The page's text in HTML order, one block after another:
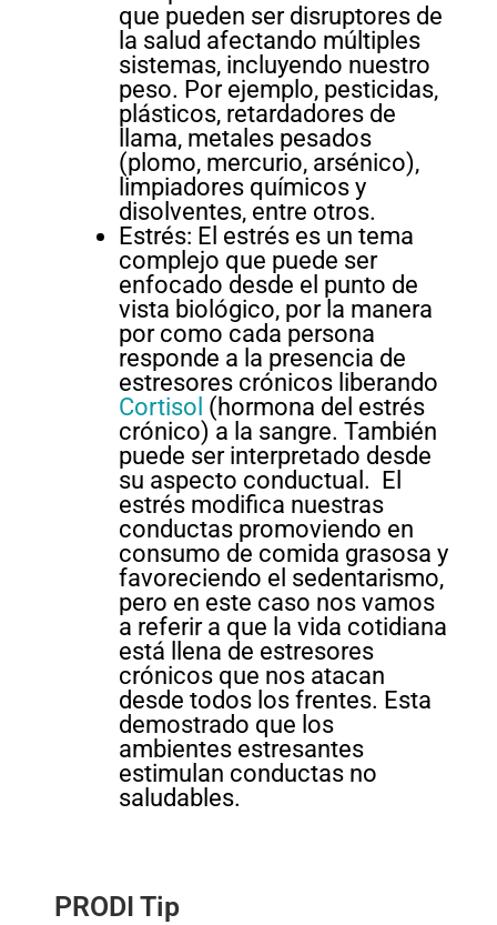
que pueden ser disruptores de
la salud afectando múltiples
sistemas, incluyendo nuestro
peso. Por ejemplo, pesticidas,
plásticos, retardadores de
llama, metales pesados
(plomo, mercurio, arsénico),
limpiadores químicos y
disolventes, entre otros.
Estrés: El estrés es un tema
complejo que puede ser
enfocado desde el punto de
vista biológico, por la manera
por como cada persona
responde a la presencia de
estresores crónicos liberando
Cortisol (hormona del estrés
crónico) a la sangre. También
puede ser interpretado desde
su aspecto conductual. El
estrés modifica nuestras
conductas promoviendo en
consumo de comida grasosa y
favoreciendo el sedentarismo,
pero en este caso nos vamos
a referir a que la vida cotidiana
está llena de estresores
crónicos que nos atacan
desde todos los frentes. Esta
demostrado que los
ambientes estresantes
estimulan conductas no
saludables.
PRODI Tip